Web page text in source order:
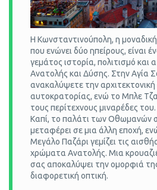
Η Κωνσταντινούπολη, η
που ενώνει δύο ηπείρους, είναι
γεμάτος ιστορία, πολιτισμό και
Ανατολής και Δύσης. Στην Αγία
ανακαλύψετε την αρχιτεκτονική
αυτοκρατορίας, ενώ το Μπλε
τους περίτεχνους μιναρέδες
Καπί, το παλάτι των Οθωμανών
μεταφέρει σε μια άλλη εποχή,
Μεγάλο Παζάρι γεμίζει τις
χρώματα Ανατολής. Μια
σας αποκαλύψει την ομορφιά
διαφορετική οπτική.